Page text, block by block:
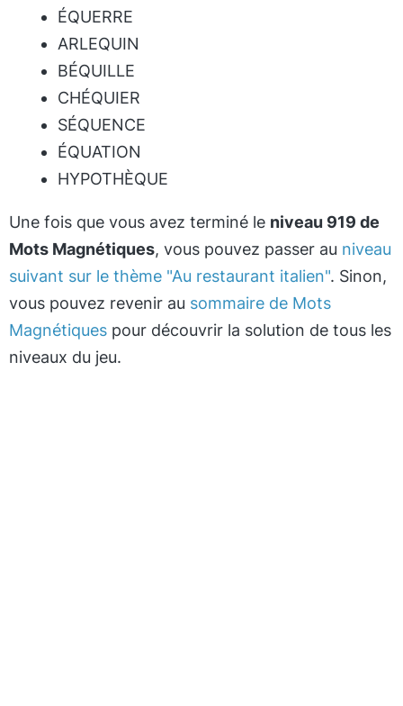
ÉQUERRE
ARLEQUIN
BÉQUILLE
CHÉQUIER
SÉQUENCE
ÉQUATION
HYPOTHÈQUE
Une fois que vous avez terminé le niveau 919 de
Mots Magnétiques, vous pouvez passer au niveau
suivant sur le thème "Au restaurant italien". Sinon,
vous pouvez revenir au sommaire de Mots
Magnétiques pour découvrir la solution de tous les
niveaux du jeu.